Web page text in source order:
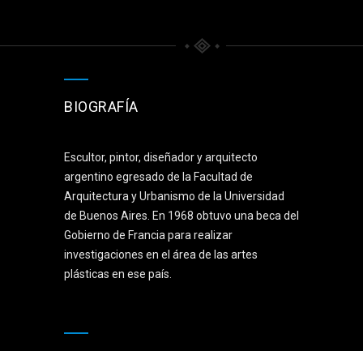
BIOGRAFÍA
Escultor, pintor, diseñador y arquitecto
argentino egresado de la Facultad de
Arquitectura y Urbanismo de la Universidad
de Buenos Aires. En 1968 obtuvo una beca del
Gobierno de Francia para realizar
investigaciones en el área de las artes
plásticas en ese país.